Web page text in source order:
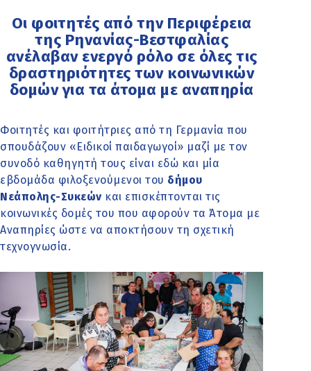
Οι φοιτητές από την Περιφέρεια
της Ρηνανίας-Βεστφαλίας
ανέλαβαν ενεργό ρόλο σε όλες τις
δραστηριότητες των κοινωνικών
δομών για τα άτομα με αναπηρία
Φοιτητές και φοιτήτριες από τη Γερμανία που
σπουδάζουν «Ειδικοί παιδαγωγοί» μαζί με τον
συνοδό καθηγητή τους είναι εδώ και μία
εβδομάδα φιλοξενούμενοι του δήμου
Νεάπολης-Συκεών και επισκέπτονται τις
κοινωνικές δομές του που αφορούν τα Άτομα με
Αναπηρίες ώστε να αποκτήσουν τη σχετική
τεχνογνωσία.